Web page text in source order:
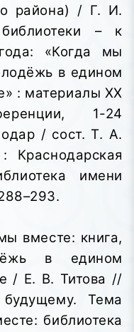
района) / Г. И.
– к
«Когда мы
в едином
: материалы XX
1-24
/ сост. Т. А.
Краснодарская
имени
вместе: книга,
в едином
/ Е. В. Титова //
Тема
библиотека